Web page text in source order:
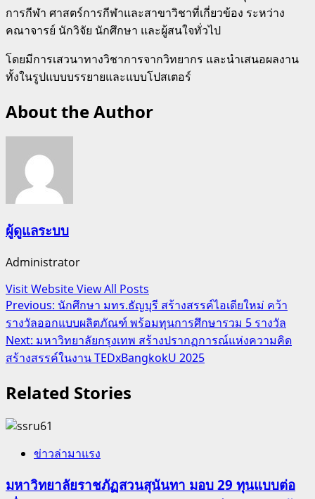
การกีฬา ศาสตร์การกีฬาและสาขาวิชาที่เกี่ยวข้อง ระหว่าง
คณาจารย์ นักวิจัย นักศึกษา และผู้สนใจทั่วไป
โดยมีการเสวนาทางวิชาการจากวิทยากร และนำเสนอผลงาน
ทั้งในรูปแบบบรรยายและแบบโปสเตอร์
About the Author
ผู้ดูแลระบบ
Administrator
Visit WebsiteView All Posts
Post
navigation
Previous: นักศึกษา มทร.ธัญบุรี สร้างสรรค์ไอเดียใหม่ คว้า
รางวัลออกแบบผลิตภัณฑ์ พร้อมทุนการศึกษารวม 5 รางวัล
Next: มหาวิทยาลัยกรุงเทพ สร้างปรากฏการณ์แห่งความคิด
สร้างสรรค์ในงาน TEDxBangkokU 2025
Related Stories
ข่าวล่ามาแรง
มหาวิทยาลัยราชภัฏสวนสุนันทา มอบ 29 ทุนแบบต่อ